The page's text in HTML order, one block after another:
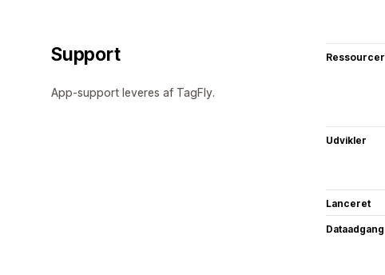
Support
App-support leveres af TagFly.
Ressourcer
Udvikler
Lanceret
Dataadgang